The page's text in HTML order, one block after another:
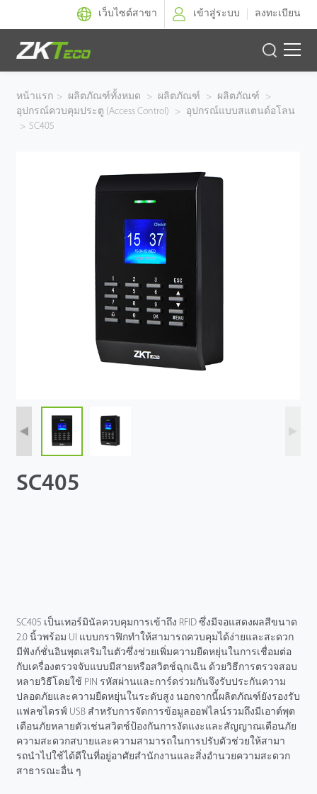
เว็บไซต์สาขา เข้าสู่ระบบ ลงทะเบียน
ผลิตภัณฑ์
โซลูชั่นของเรา
หน้าแรก > ผลิตภัณฑ์ทั้งหมด > ผลิตภัณฑ์ > ผลิตภัณฑ์
>
อุปกรณ์ควบคุมประตู (Access Control)
>
อุปกรณ์แบบสแตนด์อโลน
> SC405
SC405
SC405 เป็นเทอร์มินัลควบคุมการเข้าถึง RFID ซึ่งมีจอแสดงผลสีขนาด
2.0 นิ้วพร้อม UI แบบกราฟิกทําให้สามารถควบคุมได้ง่ายและสะดวก
มีฟังก์ชั่นอินพุตเสริมในตัวซึ่งช่วยเพิ่มความยืดหยุ่นในการเชื่อมต่อ
กับเครื่องตรวจจับแบบมีสายหรือสวิตช์ฉุกเฉิน ด้วยวิธีการตรวจสอบ
หลายวิธีโดยใช้ PIN รหัสผ่านและการ์ดร่วมกันจึงรับประกันความ
ปลอดภัยและความยืดหยุ่นในระดับสูง นอกจากนี้ผลิตภัณฑ์ยังรองรับ
แฟลชไดรฟ์ USB สําหรับการจัดการข้อมูลออฟไลน์รวมถึงมีเอาต์พุต
เตือนภัยหลายตัวเช่นสวิตช์ป้องกันการงัดแงะและสัญญาณเตือนภัย
ความสะดวกสบายและความสามารถในการปรับตัวช่วยให้สามา
รถนําไปใช้ได้ดีในที่อยู่อาศัยสํานักงานและสิ่งอํานวยความสะดวก
สาธารณะอื่น ๆ